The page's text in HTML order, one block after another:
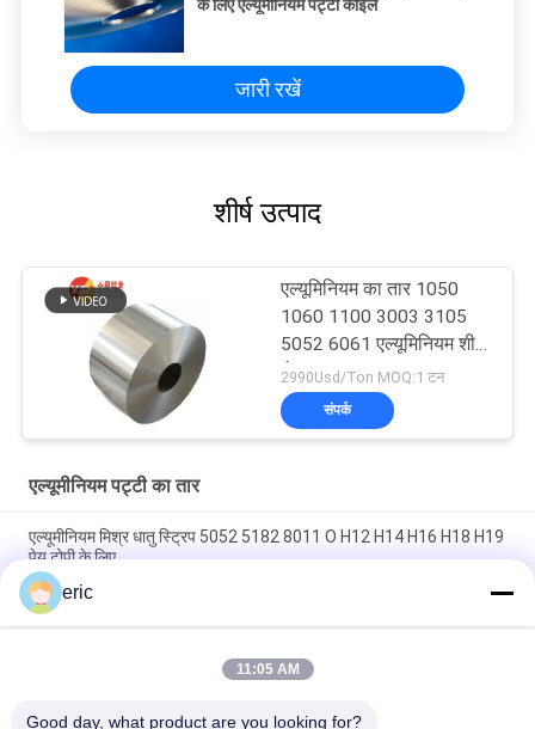
के लिए एल्यूमीनियम पट्टी कॉइल
जारी रखें
शीर्ष उत्पाद
एल्यूमिनियम का तार 1050
1060 1100 3003 3105
5052 6061 एल्यूमिनियम शीट
रोल
2990Usd/Ton MOQ:1 टन
संपर्क
एल्यूमीनियम पट्टी का तार
एल्यूमीनियम मिश्र धातु स्ट्रिप 5052 5182 8011 O H12 H14 H16 H18 H19
पेय टोपी के लिए
सजावटी 1xxx श्रृंखला एलईडी प्रकाश व्यवस्था लेपित एल्यूमीनियम पट्टी 0.2 मिमी
मोटी एल्यूमीनियम कॉइल
सफेद एल्यूमीनियम कॉइल 3003 3004 3105 5005 एल्यूमीनियम कॉइल ट्रिम
eric
11:05 AM
Good day, what product are you looking for?